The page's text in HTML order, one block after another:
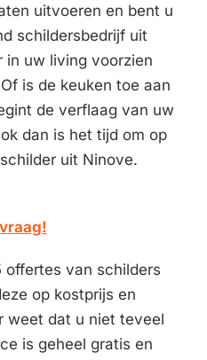
uitvoeren en bent u
schildersbedrijf uit
in uw living voorzien
is de keuken toe aan
de verflaag van uw
dan is het tijd om op
uit Ninove.
offertes van schilders
op kostprijs en
weet dat u niet teveel
is geheel gratis en